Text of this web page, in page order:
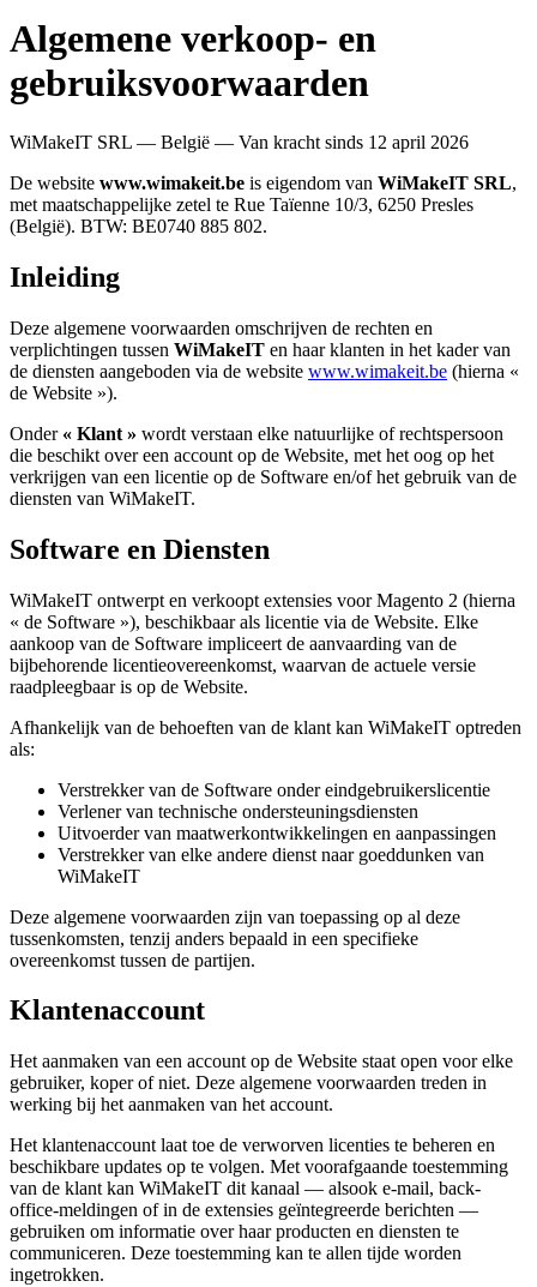
Algemene verkoop- en
gebruiksvoorwaarden
WiMakeIT SRL — België — Van kracht sinds 12 april 2026
De website www.wimakeit.be is eigendom van WiMakeIT SRL,
met maatschappelijke zetel te Rue Taïenne 10/3, 6250 Presles
(België). BTW: BE0740 885 802.
Inleiding
Deze algemene voorwaarden omschrijven de rechten en
verplichtingen tussen WiMakeIT en haar klanten in het kader van
de diensten aangeboden via de website www.wimakeit.be (hierna «
de Website »).
Onder « Klant » wordt verstaan elke natuurlijke of rechtspersoon
die beschikt over een account op de Website, met het oog op het
verkrijgen van een licentie op de Software en/of het gebruik van de
diensten van WiMakeIT.
Software en Diensten
WiMakeIT ontwerpt en verkoopt extensies voor Magento 2 (hierna
« de Software »), beschikbaar als licentie via de Website. Elke
aankoop van de Software impliceert de aanvaarding van de
bijbehorende licentieovereenkomst, waarvan de actuele versie
raadpleegbaar is op de Website.
Afhankelijk van de behoeften van de klant kan WiMakeIT optreden
als:
Verstrekker van de Software onder eindgebruikerslicentie
Verlener van technische ondersteuningsdiensten
Uitvoerder van maatwerkontwikkelingen en aanpassingen
Verstrekker van elke andere dienst naar goeddunken van
WiMakeIT
Deze algemene voorwaarden zijn van toepassing op al deze
tussenkomsten, tenzij anders bepaald in een specifieke
overeenkomst tussen de partijen.
Klantenaccount
Het aanmaken van een account op de Website staat open voor elke
gebruiker, koper of niet. Deze algemene voorwaarden treden in
werking bij het aanmaken van het account.
Het klantenaccount laat toe de verworven licenties te beheren en
beschikbare updates op te volgen. Met voorafgaande toestemming
van de klant kan WiMakeIT dit kanaal — alsook e-mail, back-
office-meldingen of in de extensies geïntegreerde berichten —
gebruiken om informatie over haar producten en diensten te
communiceren. Deze toestemming kan te allen tijde worden
ingetrokken.